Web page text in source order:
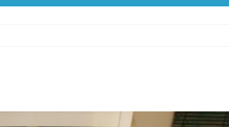
con bambini: guida completa su come arrivare,
PORTA